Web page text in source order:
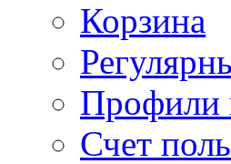
Корзина
Профили
Счет